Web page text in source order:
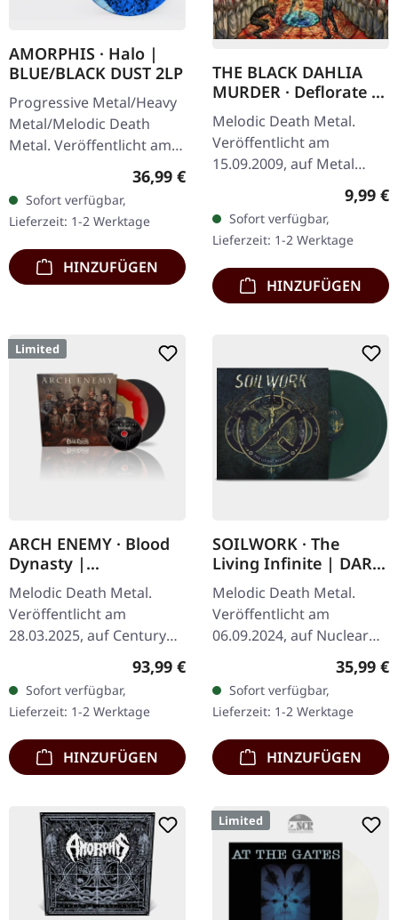
AMORPHIS · Halo |
BLUE/BLACK DUST 2LP
Progressive Metal/Heavy
Metal/Melodic Death
Metal. Veröffentlicht am
22.09.2023, auf Atomic
Blaues/schwarzes Dust-
Doppel-Vinyl im…
Regulärer Preis:
36,99 €
Sofort verfügbar,
Lieferzeit: 1-2 Werktage
HINZUFÜGEN
THE BLACK DAHLIA
MURDER · Deflorate |
CD
Melodic Death Metal.
Veröffentlicht am
15.09.2009, auf Metal
Blade Records. CD im
Jewelcase. "Deflorate" von
The Black Dahlia Murder
steht als…
9,99 €
Sofort verfügbar,
Lieferzeit: 1-2 Werktage
HINZUFÜGEN
Limited
ARCH ENEMY · Blood
Dynasty |
RED/GOLDEN
DLP+BONUS LP+CD
ARTBOOK
Melodic Death Metal.
Veröffentlicht am
28.03.2025, auf Century
Media Records. Limitierte
Deluxe Version mit
Rot/Gold Merge Vinyl,
Bonus-LP mit…
Regulärer Preis:
93,99 €
Sofort verfügbar,
Lieferzeit: 1-2 Werktage
HINZUFÜGEN
SOILWORK · The
Living Infinite | DARK
GREEN DLP
Melodic Death Metal.
Veröffentlicht am
06.09.2024, auf Nuclear
Dunkelgrünes Doppel-
Vinyl. Tracklist LP 1: 01.
Spectrum of Eternity 02.…
35,99 €
Sofort verfügbar,
Lieferzeit: 1-2 Werktage
HINZUFÜGEN
Limited